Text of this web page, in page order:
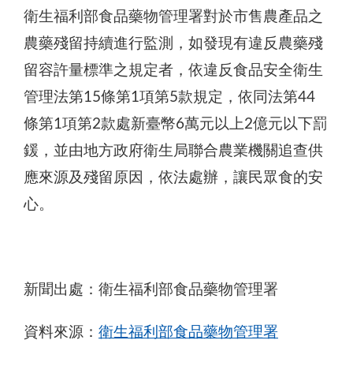
衛生福利部食品藥物管理署對於市售農產品之
農藥殘留持續進行監測，如發現有違反農藥殘
留容許量標準之規定者，依違反食品安全衛生
管理法第15條第1項第5款規定，依同法第44
條第1項第2款處新臺幣6萬元以上2億元以下罰
鍰，並由地方政府衛生局聯合農業機關追查供
應來源及殘留原因，依法處辦，讓民眾食的安
心。
新聞出處：衛生福利部食品藥物管理署
資料來源： 衛生福利部食品藥物管理署